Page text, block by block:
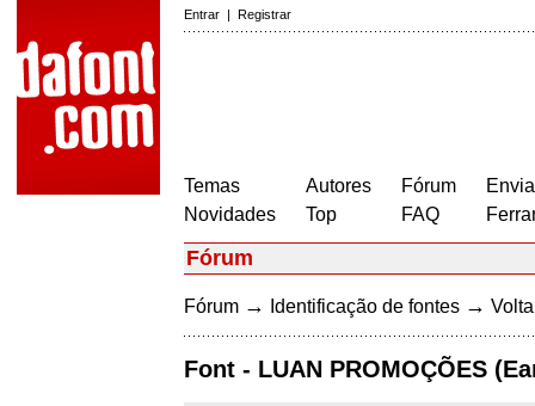
Entrar | Registrar
Temas
Novidades
Autores
Top
Fórum
FAQ
Fórum
Fórum → Identificação de fontes →
Font - LUAN PROMOÇÕES